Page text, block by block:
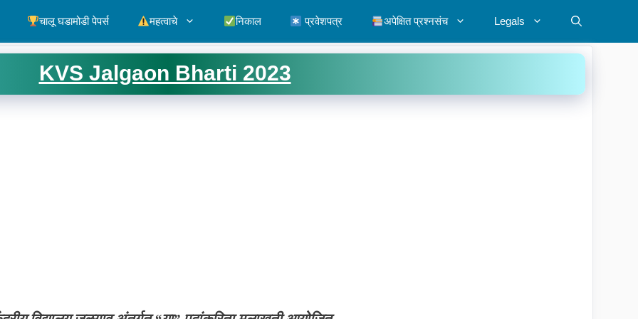
चालू घडामोडी पेपर्स महत्वाचे निकाल प्रवेशपत्र अपेक्षित प्रश्नसंच Legals
KVS Jalgaon Bharti 2023